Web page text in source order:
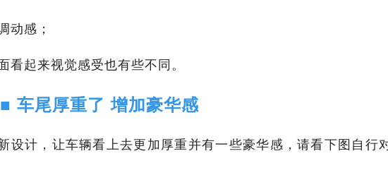
动感；
起来视觉感受也有些不同。
■ 车尾厚重了 增加豪华感
设计，让车辆看上去更加厚重并有一些豪华感，请看下图自行